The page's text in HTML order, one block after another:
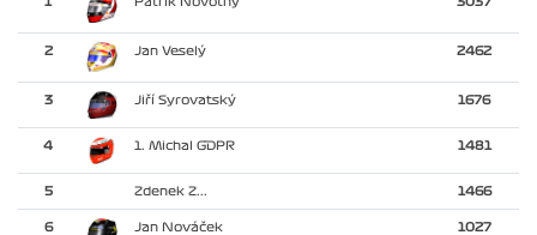
2 Jan Veselý 2462
3 Jiří Syrovatský 1676
4 1. Michal GDPR 1481
5 Zdenek Z... 1466
6 Jan Nováček 1027